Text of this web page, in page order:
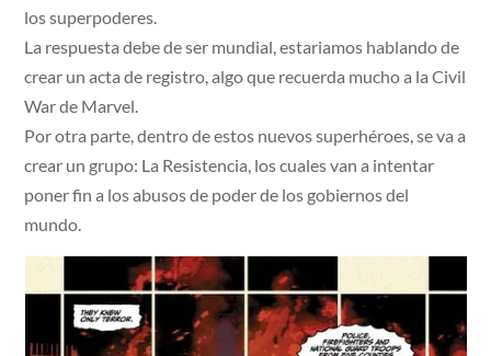
los superpoderes.
La respuesta debe de ser mundial, estariamos hablando de
crear un acta de registro, algo que recuerda mucho a la Civil
War de Marvel.
Por otra parte, dentro de estos nuevos superhéroes, se va a
crear un grupo: La Resistencia, los cuales van a intentar
poner fin a los abusos de poder de los gobiernos del
mundo.